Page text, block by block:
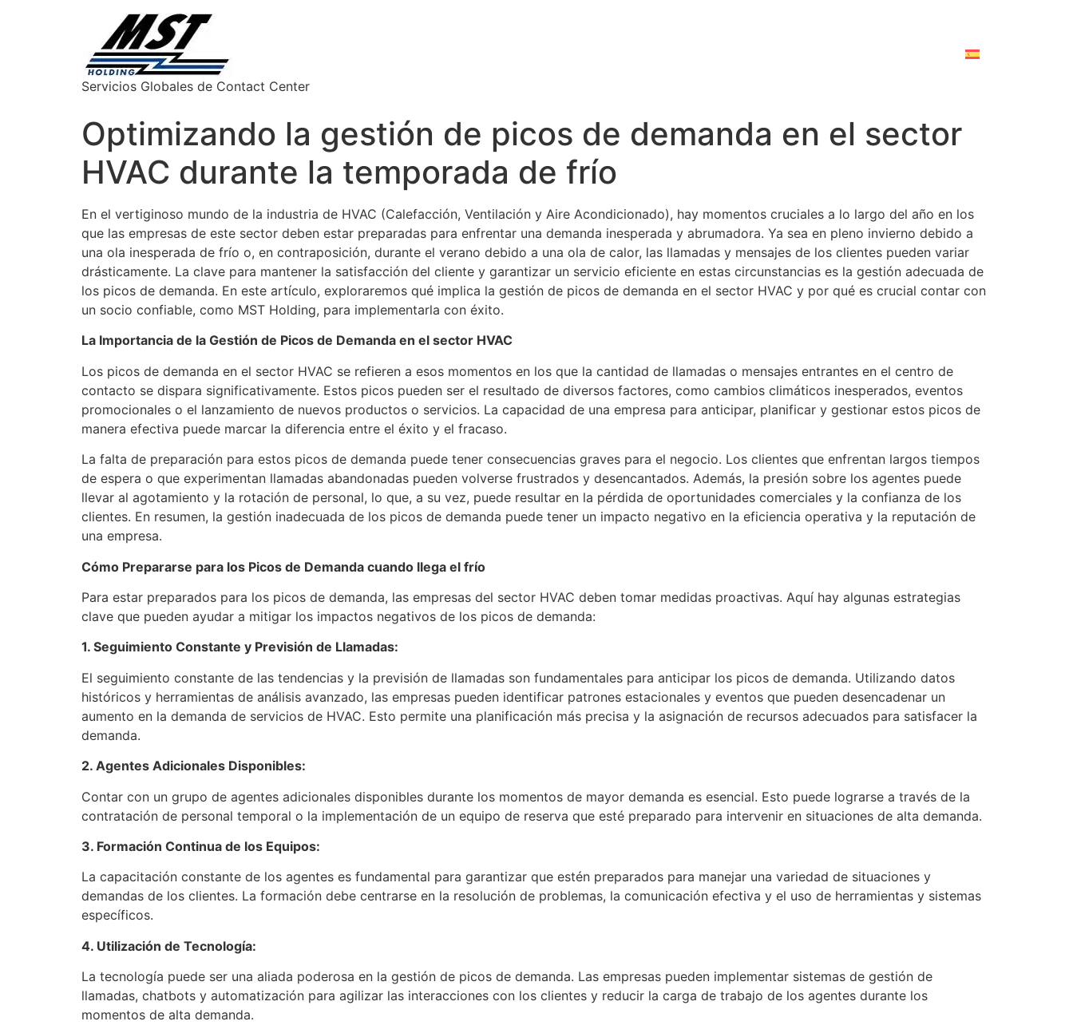
Servicios Globales de Contact Center
Optimizando la gestión de picos de demanda en el sector
HVAC durante la temporada de frío
En el vertiginoso mundo de la industria de HVAC (Calefacción, Ventilación y Aire Acondicionado), hay momentos cruciales a lo largo del año en los
que las empresas de este sector deben estar preparadas para enfrentar una demanda inesperada y abrumadora. Ya sea en pleno invierno debido a
una ola inesperada de frío o, en contraposición, durante el verano debido a una ola de calor, las llamadas y mensajes de los clientes pueden variar
drásticamente. La clave para mantener la satisfacción del cliente y garantizar un servicio eficiente en estas circunstancias es la gestión adecuada de
los picos de demanda. En este artículo, exploraremos qué implica la gestión de picos de demanda en el sector HVAC y por qué es crucial contar con
un socio confiable, como MST Holding, para implementarla con éxito.
La Importancia de la Gestión de Picos de Demanda en el sector HVAC
Los picos de demanda en el sector HVAC se refieren a esos momentos en los que la cantidad de llamadas o mensajes entrantes en el centro de
contacto se dispara significativamente. Estos picos pueden ser el resultado de diversos factores, como cambios climáticos inesperados, eventos
promocionales o el lanzamiento de nuevos productos o servicios. La capacidad de una empresa para anticipar, planificar y gestionar estos picos de
manera efectiva puede marcar la diferencia entre el éxito y el fracaso.
La falta de preparación para estos picos de demanda puede tener consecuencias graves para el negocio. Los clientes que enfrentan largos tiempos
de espera o que experimentan llamadas abandonadas pueden volverse frustrados y desencantados. Además, la presión sobre los agentes puede
llevar al agotamiento y la rotación de personal, lo que, a su vez, puede resultar en la pérdida de oportunidades comerciales y la confianza de los
clientes. En resumen, la gestión inadecuada de los picos de demanda puede tener un impacto negativo en la eficiencia operativa y la reputación de
una empresa.
Cómo Prepararse para los Picos de Demanda cuando llega el frío
Para estar preparados para los picos de demanda, las empresas del sector HVAC deben tomar medidas proactivas. Aquí hay algunas estrategias
clave que pueden ayudar a mitigar los impactos negativos de los picos de demanda:
1. Seguimiento Constante y Previsión de Llamadas:
El seguimiento constante de las tendencias y la previsión de llamadas son fundamentales para anticipar los picos de demanda. Utilizando datos
históricos y herramientas de análisis avanzado, las empresas pueden identificar patrones estacionales y eventos que pueden desencadenar un
aumento en la demanda de servicios de HVAC. Esto permite una planificación más precisa y la asignación de recursos adecuados para satisfacer la
demanda.
2. Agentes Adicionales Disponibles:
Contar con un grupo de agentes adicionales disponibles durante los momentos de mayor demanda es esencial. Esto puede lograrse a través de la
contratación de personal temporal o la implementación de un equipo de reserva que esté preparado para intervenir en situaciones de alta demanda.
3. Formación Continua de los Equipos:
La capacitación constante de los agentes es fundamental para garantizar que estén preparados para manejar una variedad de situaciones y
demandas de los clientes. La formación debe centrarse en la resolución de problemas, la comunicación efectiva y el uso de herramientas y sistemas
específicos.
4. Utilización de Tecnología:
La tecnología puede ser una aliada poderosa en la gestión de picos de demanda. Las empresas pueden implementar sistemas de gestión de
llamadas, chatbots y automatización para agilizar las interacciones con los clientes y reducir la carga de trabajo de los agentes durante los
momentos de alta demanda.